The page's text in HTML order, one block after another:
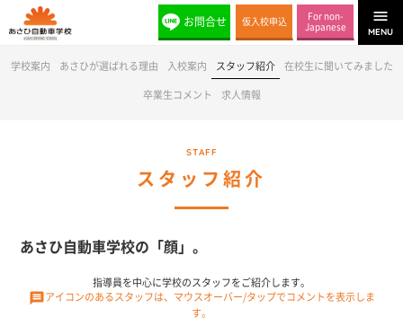
お問合せ 仮入校申込
For non-
Japanese

MENU
学校案内 あさひが選ばれる理由 入校案内 スタッフ紹介 在校生に聞いてみました
卒業生コメント 求人情報
STAFF
スタッフ紹介
あさひ自動車学校の「顔」。
指導員を中心に学校のスタッフをご紹介します。
アイコンのあるスタッフは、マウスオーバー/タップでコメントを表示しま
す。